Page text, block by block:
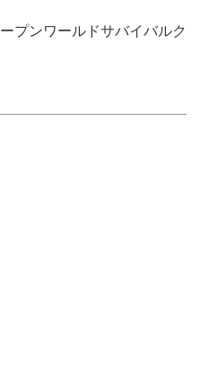
プンワールドサバイバルク